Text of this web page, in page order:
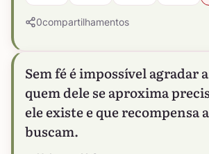
0compartilhamentos
Sem fé é impossível agradar
quem dele se aproxima
ele existe e que recompensa
buscam.